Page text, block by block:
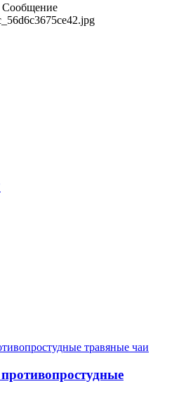
Сообщение